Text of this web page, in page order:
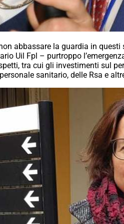
abbassare la guardia in
Uil Fpl – purtroppo
tra cui gli investimenti sul
sanitario, delle Rsa e